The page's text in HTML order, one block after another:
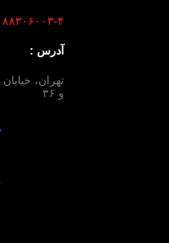
آدرس :
و ۳۶